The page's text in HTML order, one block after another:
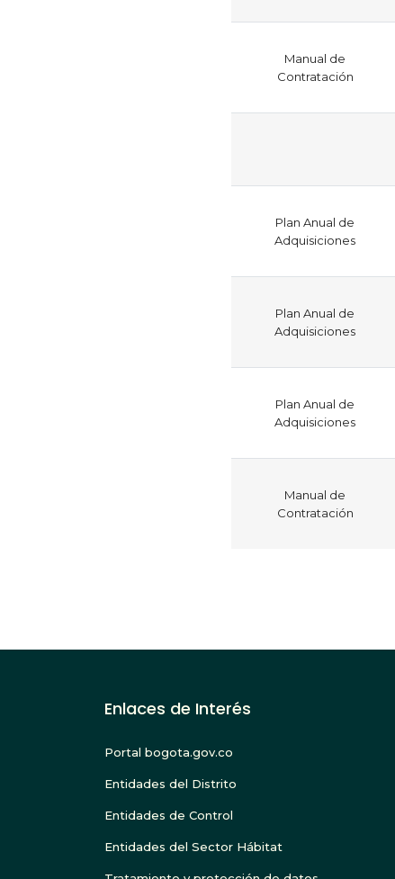
Manual de
Contratación
Plan Anual de
Adquisiciones
Plan Anual de
Adquisiciones
Plan Anual de
Adquisiciones
Manual de
Contratación
Enlaces de Interés
Portal bogota.gov.co
Entidades del Distrito
Entidades de Control
Entidades del Sector Hábitat